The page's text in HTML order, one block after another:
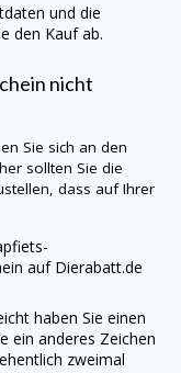
und die
den Kauf ab.
nicht
Sie sich an den
sollten Sie die
dass auf Ihrer
auf Dierabatt.de
haben Sie einen
ein anderes Zeichen
zweimal